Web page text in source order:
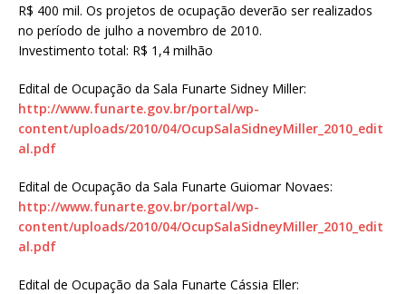
R$ 400 mil. Os projetos de ocupação deverão ser realizados
no período de julho a novembro de 2010.
Investimento total: R$ 1,4 milhão
Edital de Ocupação da Sala Funarte Sidney Miller:
http://www.funarte.gov.br/portal/wp-
content/uploads/2010/04/OcupSalaSidneyMiller_2010_edit
al.pdf
Edital de Ocupação da Sala Funarte Guiomar Novaes:
http://www.funarte.gov.br/portal/wp-
content/uploads/2010/04/OcupSalaSidneyMiller_2010_edit
al.pdf
Edital de Ocupação da Sala Funarte Cássia Eller: